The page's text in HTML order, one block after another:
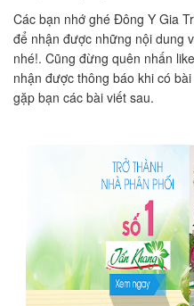
Các bạn nhớ ghé Đông Y Gia
để nhận được những nội dung
nhé!. Cũng đừng quên nhấn
nhận được thông báo khi có
gặp bạn các bài viết sau.